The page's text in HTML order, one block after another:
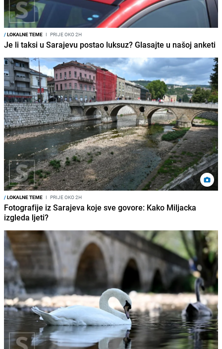
/LOKALNE TEME I PRIJE OKO 2H
Je li taksi u Sarajevu postao luksuz? Glasajte u našoj anketi
/LOKALNE TEME I PRIJE OKO 2H
Fotografije iz Sarajeva koje sve govore: Kako Miljacka
izgleda ljeti?